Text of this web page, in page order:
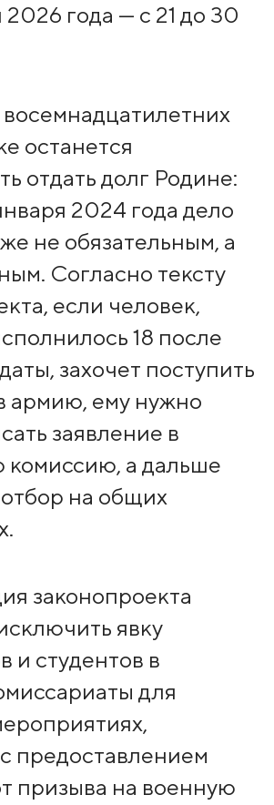
2026 года — с 21 до 30
останется
отдать долг Родине:
2024 года дело
не обязательным, а
Согласно тексту
если человек,
18 после
захочет поступить
армию, ему нужно
заявление в
комиссию, а дальше
на общих
законопроекта
явку
и студентов в
для
предоставлением
призыва на военную